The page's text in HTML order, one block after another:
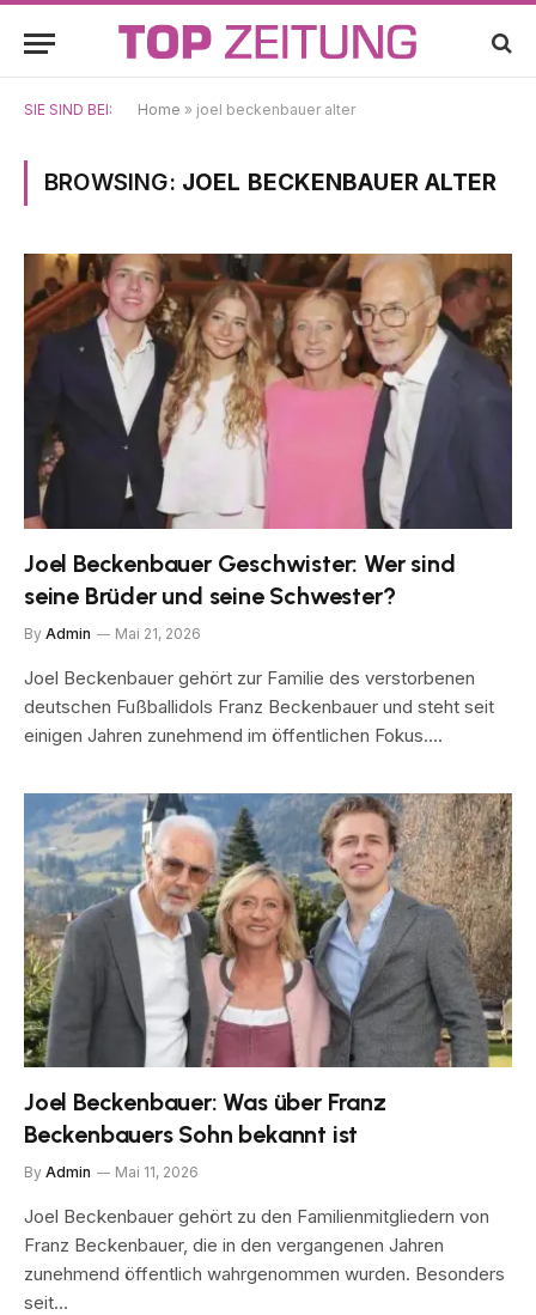
SIE SIND BEI: Home » joel beckenbauer alter
BROWSING: JOEL BECKENBAUER ALTER
Joel Beckenbauer Geschwister: Wer sind
seine Brüder und seine Schwester?
By Admin Mai 21, 2026
Joel Beckenbauer gehört zur Familie des verstorbenen
deutschen Fußballidols Franz Beckenbauer und steht seit
einigen Jahren zunehmend im öffentlichen Fokus.…
Joel Beckenbauer: Was über Franz
Beckenbauers Sohn bekannt ist
By Admin Mai 11, 2026
Joel Beckenbauer gehört zu den Familienmitgliedern von
Franz Beckenbauer, die in den vergangenen Jahren
zunehmend öffentlich wahrgenommen wurden. Besonders
seit…